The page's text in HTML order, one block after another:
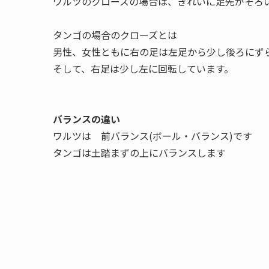
タンゴの場合のクローズとは
男性、女性ともに右の足は左足から少し後ろにず
そして、右足は少し左に回転しています。
バランスの違い
ワルツは 前バランス(ボール・バランス)です
タンゴは土踏まずの上にバランスします